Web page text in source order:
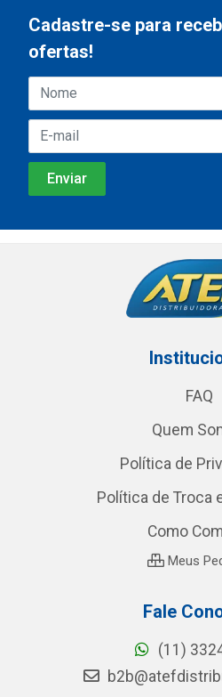
Cadastre-se para
ofertas!
FAQ
Quem
Política de
Política de Troca
Como
Meus
Fale
(11)